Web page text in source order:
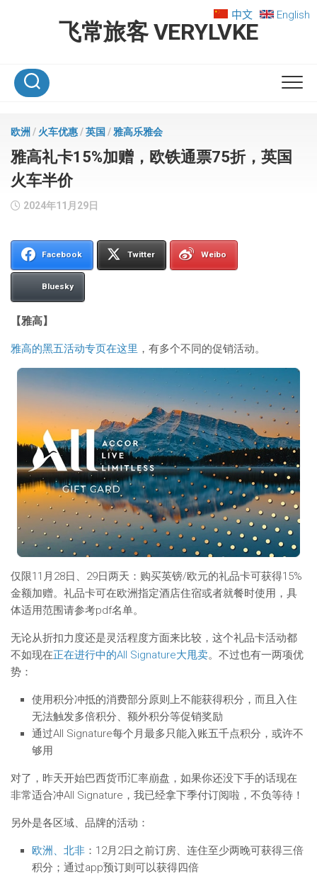
飞常旅客 VERYLVKE
中文 English
欧洲 / 火车优惠/英国 /雅高乐雅会
雅高礼卡15%加赠，欧铁通票75折，英国
火车半价
2024年11月29日
Facebook Twitter Weibo
Bluesky
【雅高】
雅高的黑五活动专页在这里 ，有多个不同的促销活动。
仅限11月28日、29日两天：购买英镑/欧元的礼品卡可获得15%
金额加赠。礼品卡可在欧洲指定酒店住宿或者就餐时使用，具
体适用范围请参考pdf名单。
无论从折扣力度还是灵活程度方面来比较，这个礼品卡活动都
不如现在正在进行中的All Signature大甩卖。不过也有一两项优
势：
使用积分冲抵的消费部分原则上不能获得积分，而且入住
无法触发多倍积分、额外积分等促销奖励
通过All Signature每个月最多只能入账五千点积分，或许不
够用
对了，昨天开始巴西货币汇率崩盘，如果你还没下手的话现在
非常适合冲All Signature，我已经拿下季付订阅啦，不负等待！
另外是各区域、品牌的活动：
欧洲、北非 ：12月2日之前订房、连住至少两晚可获得三倍
积分；通过app预订则可以获得四倍